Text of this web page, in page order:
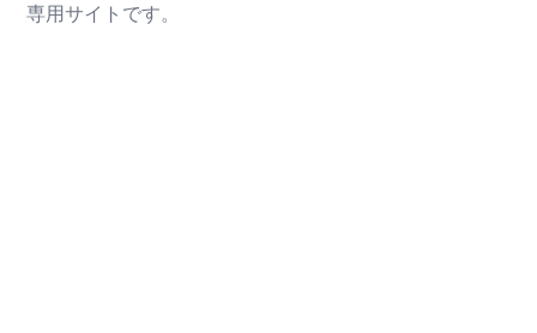
専用サイトです。